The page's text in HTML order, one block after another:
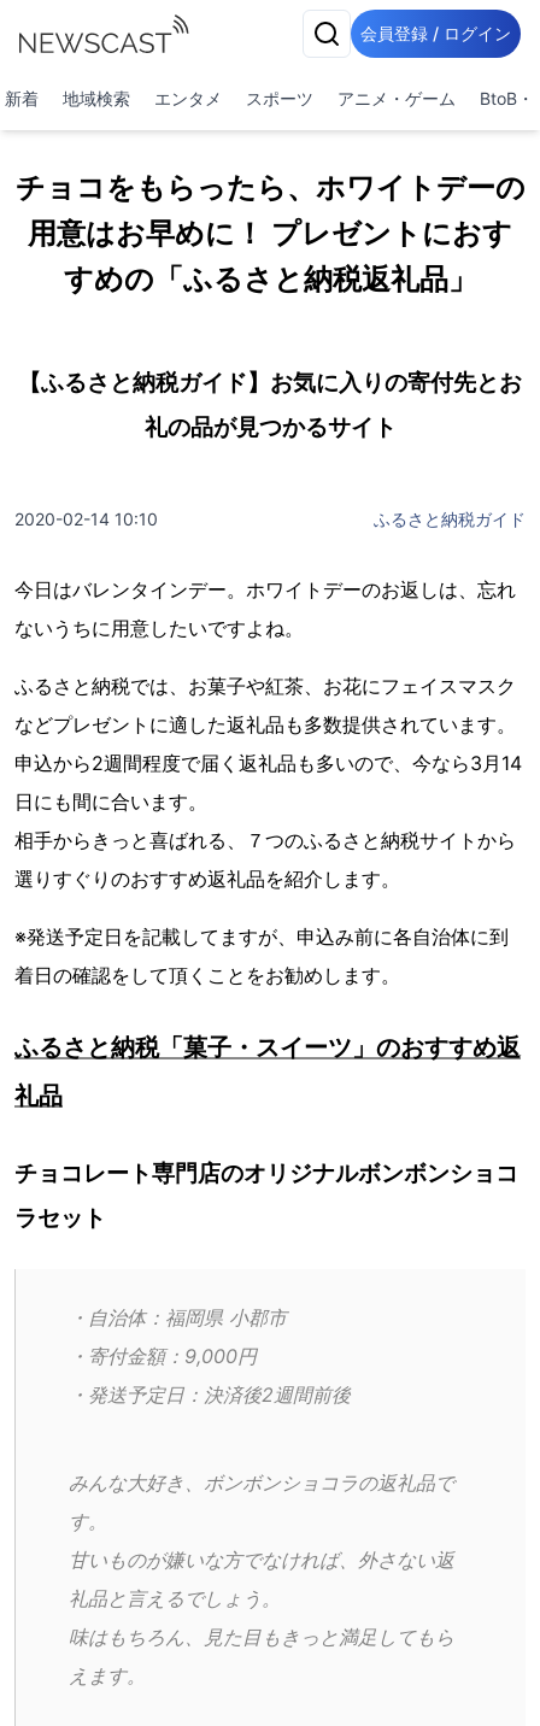
会員登録 / ログイン
新着 地域検索 エンタメ スポーツ アニメ・ゲーム BtoB・
チョコをもらったら、ホワイトデーの
用意はお早めに！ プレゼントにおす
すめの「ふるさと納税返礼品」
【ふるさと納税ガイド】お気に入りの寄付先とお
礼の品が見つかるサイト
2020-02-14 10:10 ふるさと納税ガイド
今日はバレンタインデー。ホワイトデーのお返しは、忘れ
ないうちに用意したいですよね。
ふるさと納税では、お菓子や紅茶、お花にフェイスマスク
などプレゼントに適した返礼品も多数提供されています。
申込から2週間程度で届く返礼品も多いので、今なら3月14
日にも間に合います。
相手からきっと喜ばれる、７つのふるさと納税サイトから
選りすぐりのおすすめ返礼品を紹介します。
※発送予定日を記載してますが、申込み前に各自治体に到
着日の確認をして頂くことをお勧めします。
ふるさと納税「菓子・スイーツ」のおすすめ返
礼品
チョコレート専門店のオリジナルボンボンショコ
ラセット
・自治体：福岡県 小郡市
・寄付金額：9,000円
・発送予定日：決済後2週間前後
みんな大好き、ボンボンショコラの返礼品で
す。
甘いものが嫌いな方でなければ、外さない返
礼品と言えるでしょう。
味はもちろん、見た目もきっと満足してもら
えます。